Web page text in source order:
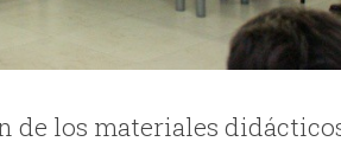
los materiales